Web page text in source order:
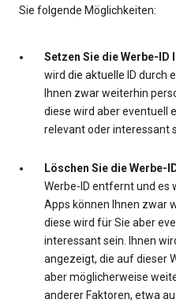
Sie folgende Möglichkeiten:
Setzen Sie die Werbe-ID
wird die aktuelle ID durch
Ihnen zwar weiterhin
diese wird aber eventuell
relevant oder interessant
Löschen Sie die Werbe-
Werbe-ID entfernt und es
Apps können Ihnen zwar
diese wird für Sie aber
interessant sein. Ihnen
angezeigt, die auf dieser
aber möglicherweise
anderer Faktoren, etwa